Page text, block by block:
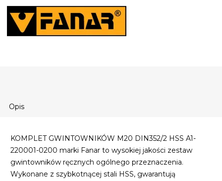
Opis
KOMPLET GWINTOWNIKÓW M20 DIN352/2 HSS A1-
220001-0200 marki Fanar to wysokiej jakości zestaw
gwintowników ręcznych ogólnego przeznaczenia.
Wykonane z szybkotnącej stali HSS, gwarantują